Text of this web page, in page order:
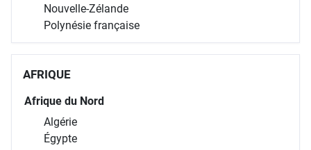
Nouvelle-Zélande
Polynésie française
AFRIQUE
Afrique du Nord
Algérie
Égypte